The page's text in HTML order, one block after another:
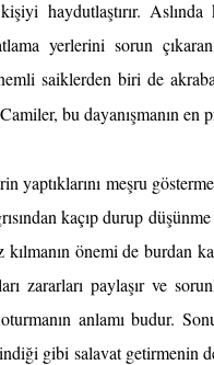
haydutlaştırır.
yerlerini sorun
saiklerden biri de
Camiler, bu dayanışmanın
yaptıklarını meşru
kaçıp durup
kılmanın önemi de burdan
zararları paylaşır ve
anlamı budur.
gibi salavat getirmenin